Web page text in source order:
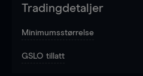
Tradingdetaljer
Minimumsstørrelse
GSLO tillatt